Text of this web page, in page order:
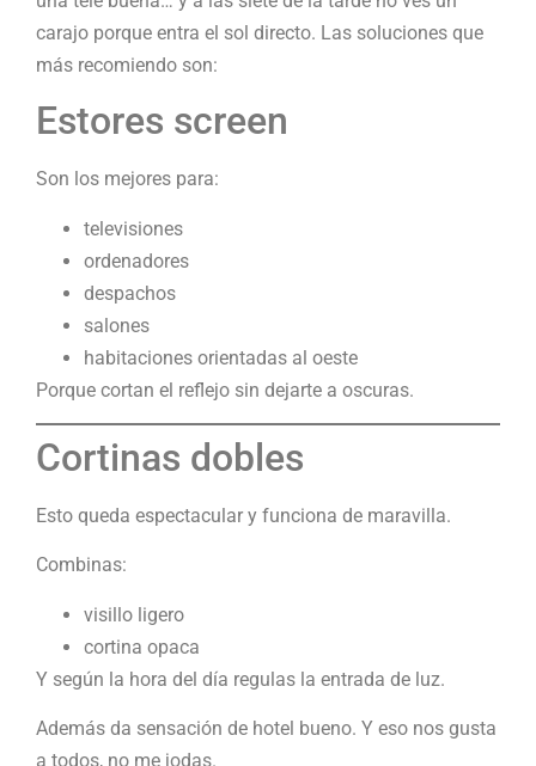
carajo porque entra el sol directo. Las soluciones que
más recomiendo son:
Estores screen
Son los mejores para:
televisiones
ordenadores
despachos
salones
habitaciones orientadas al oeste
Porque cortan el reflejo sin dejarte a oscuras.
Cortinas dobles
Esto queda espectacular y funciona de maravilla.
Combinas:
visillo ligero
cortina opaca
Y según la hora del día regulas la entrada de luz.
Además da sensación de hotel bueno. Y eso nos gusta
a todos, no me jodas.